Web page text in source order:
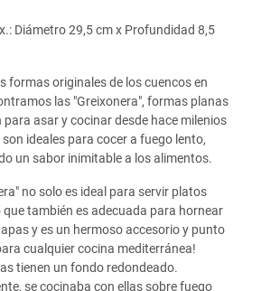
Diámetro 29,5 cm x Profundidad 8,5
formas originales de los cuencos en
las "Greixonera", formas planas
para asar y cocinar desde hace milenios
ideales para cocer a fuego lento,
un sabor inimitable a los alimentos.
no solo es ideal para servir platos
que también es adecuada para hornear
y es un hermoso accesorio y punto
cualquier cocina mediterránea!
tienen un fondo redondeado.
se cocinaba con ellas sobre fuego